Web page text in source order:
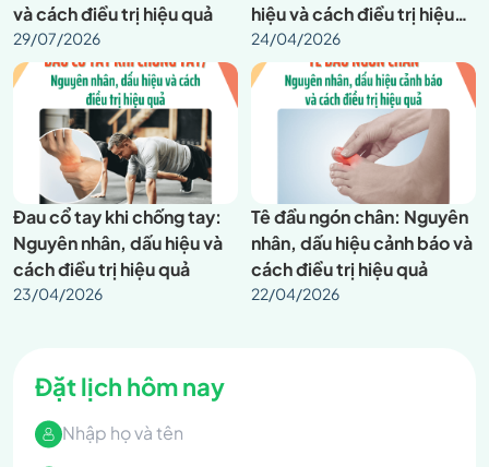
và cách điều trị hiệu quả
29/07/2026
hiệu và cách điều trị hiệu
quả
24/04/2026
Đau cổ tay khi chống tay:
Nguyên nhân, dấu hiệu và
cách điều trị hiệu quả
23/04/2026
Tê đầu ngón chân: Nguyên
nhân, dấu hiệu cảnh báo và
cách điều trị hiệu quả
22/04/2026
Đặt lịch hôm nay